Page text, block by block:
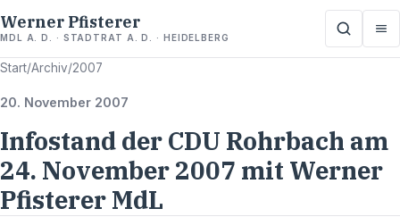
Werner Pfisterer
MDL A. D. · STADTRAT A. D. · HEIDELBERG
Start/Archiv/2007
20. November 2007
Infostand der CDU Rohrbach am
24. November 2007 mit Werner
Pfisterer MdL